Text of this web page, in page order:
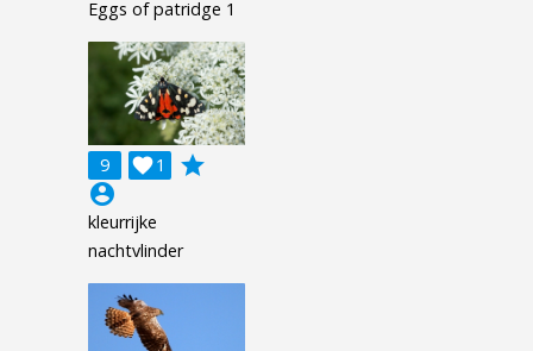
Eggs of patridge 1
9 1

grade
account_circle
kleurrijke
nachtvlinder